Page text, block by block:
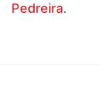
Pedreira.